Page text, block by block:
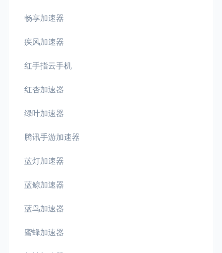
畅享加速器
疾风加速器
红手指云手机
红杏加速器
绿叶加速器
腾讯手游加速器
蓝灯加速器
蓝鲸加速器
蓝鸟加速器
蜜蜂加速器